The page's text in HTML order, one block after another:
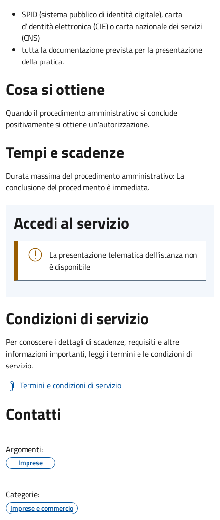
SPID (sistema pubblico di identità digitale), carta
d’identità elettronica (CIE) o carta nazionale dei servizi
(CNS)
tutta la documentazione prevista per la presentazione
della pratica.
Cosa si ottiene
Quando il procedimento amministrativo si conclude
positivamente si ottiene un'autorizzazione.
Tempi e scadenze
Durata massima del procedimento amministrativo: La
conclusione del procedimento è immediata.
Accedi al servizio
La presentazione telematica dell'istanza non
è disponibile
Condizioni di servizio
Per conoscere i dettagli di scadenze, requisiti e altre
informazioni importanti, leggi i termini e le condizioni di
servizio.
Termini e condizioni di servizio
Contatti
Argomenti:
Imprese
Categorie:
Imprese e commercio